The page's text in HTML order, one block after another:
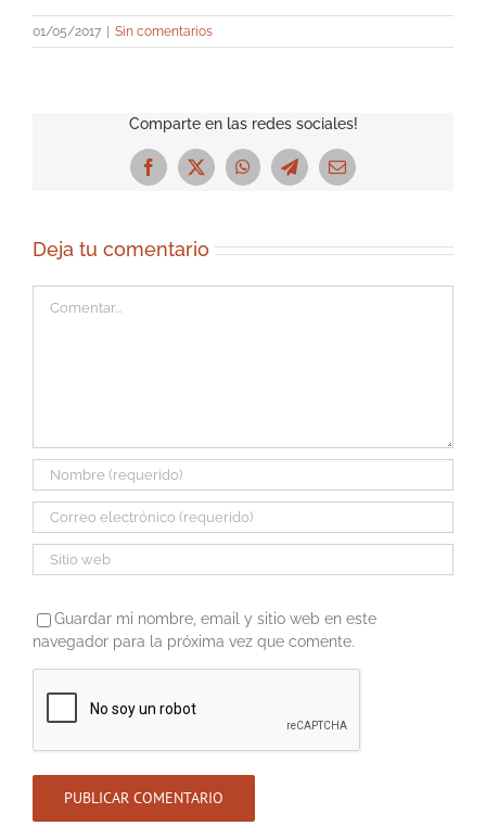
01/05/2017 Sin comentarios
Comparte en las redes sociales!
Facebook
X WhatsAppTelegramCorreo
Deja tu comentario
Guardar mi nombre, email y sitio web en este
navegador para la próxima vez que comente.